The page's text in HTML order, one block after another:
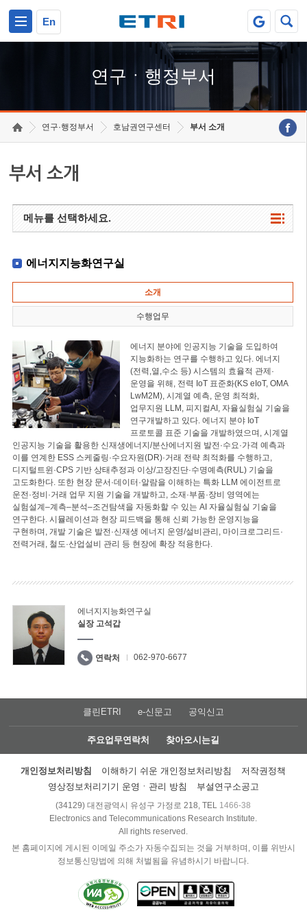
En
연구ㆍ행정부서
연구·행정부서 호남권연구센터 부서 소개
부서 소개
메뉴를 선택하세요.
에너지지능화연구실
소개
수행업무
에너지 분야에 인공지능 기술을 도입하여
지능화하는 연구를 수행하고 있다. 에너지
(전력,열,수소 등) 시스템의 효율적 관제·
운영을 위해, 전력 IoT 표준화(KS eIoT, OMA
LwM2M), 시계열 예측, 운영 최적화,
업무지원 LLM, 피지컬AI, 자율실험실 기술을
연구개발하고 있다. 에너지 분야 IoT
프로토콜 표준 기술을 개발하였으며, 시계열
인공지능 기술을 활용한 신재생에너지/분산에너지원 발전·수요·가격 예측과
이를 연계한 ESS 스케줄링·수요자원(DR)·거래 전략 최적화를 수행하고,
디지털트윈·CPS 기반 상태추정과 이상/고장진단·수명예측(RUL) 기술을
고도화한다. 또한 현장 문서·데이터·알람을 이해하는 특화 LLM 에이전트로
운전·정비·거래 업무 지원 기술을 개발하고, 소재·부품·장비 영역에는
실험설계–계측–분석–조건탐색을 자동화할 수 있는 AI 자율실험실 기술을
연구한다. 시뮬레이션과 현장 피드백을 통해 신뢰 가능한 운영지능을
구현하며, 개발 기술은 발전·신재생 에너지 운영/설비관리, 마이크로그리드·
전력거래, 철도·산업설비 관리 등 현장에 확장 적용한다.
에너지지능화연구실
실장 고석갑
연락처 062-970-6677
클린ETRI e-신문고 공익신고
주요업무연락처 찾아오시는길
개인정보처리방침 이해하기 쉬운 개인정보처리방침
저작권정책
영상정보처리기기 운영ㆍ관리 방침
부설연구소공고
(34129) 대전광역시 유성구 가정로 218, TEL 1466-38
Electronics and Telecommunications Research Institute.
All rights reserved.
본 홈페이지에 게시된 이메일 주소가 자동수집되는 것을 거부하며, 이를 위반시
정보통신망법에 의해 처벌됨을 유념하시기 바랍니다.